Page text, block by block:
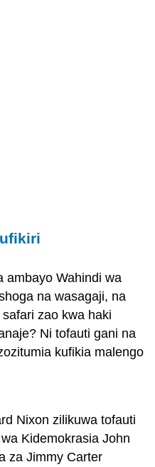
ambayo Wahindi wa
na wasagaji, na
zao kwa haki
Ni tofauti gani na
kufikia malengo
Nixon zilikuwa tofauti
Kidemokrasia John
za Jimmy Carter